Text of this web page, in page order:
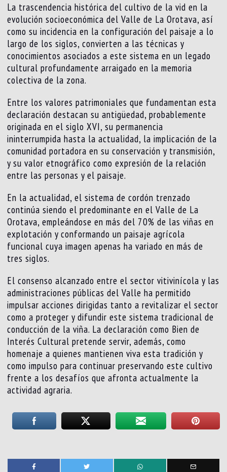
La trascendencia histórica del cultivo de la vid en la
evolución socioeconómica del Valle de La Orotava, así
como su incidencia en la configuración del paisaje a lo
largo de los siglos, convierten a las técnicas y
conocimientos asociados a este sistema en un legado
cultural profundamente arraigado en la memoria
colectiva de la zona.
Entre los valores patrimoniales que fundamentan esta
declaración destacan su antigüedad, probablemente
originada en el siglo XVI, su permanencia
ininterrumpida hasta la actualidad, la implicación de la
comunidad portadora en su conservación y transmisión,
y su valor etnográfico como expresión de la relación
entre las personas y el paisaje.
En la actualidad, el sistema de cordón trenzado
continúa siendo el predominante en el Valle de La
Orotava, empleándose en más del 70% de las viñas en
explotación y conformando un paisaje agrícola
funcional cuya imagen apenas ha variado en más de
tres siglos.
El consenso alcanzado entre el sector vitivinícola y las
administraciones públicas del Valle ha permitido
impulsar acciones dirigidas tanto a revitalizar el sector
como a proteger y difundir este sistema tradicional de
conducción de la viña. La declaración como Bien de
Interés Cultural pretende servir, además, como
homenaje a quienes mantienen viva esta tradición y
como impulso para continuar preservando este cultivo
frente a los desafíos que afronta actualmente la
actividad agraria.